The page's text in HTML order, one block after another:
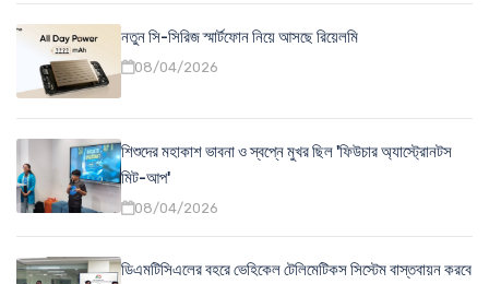
নতুন সি-সিরিজ স্মার্টফোন নিয়ে আসছে রিয়েলমি
08/04/2026
শিশুদের মহাকাশ ভাবনা ও স্বপ্নে মুখর ছিল 'ফিউচার অ্যাস্ট্রোনটস
মিট-আপ'
08/04/2026
ডিএমটিসিএলের বহরে ভেহিকেল টেলিমেটিকস সিস্টেম বাস্তবায়ন করবে